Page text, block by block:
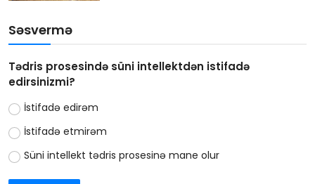
Səsvermə
Tədris prosesində süni intellektdən istifadə
edirsinizmi?
İstifadə edirəm
İstifadə etmirəm
Süni intellekt tədris prosesinə mane olur